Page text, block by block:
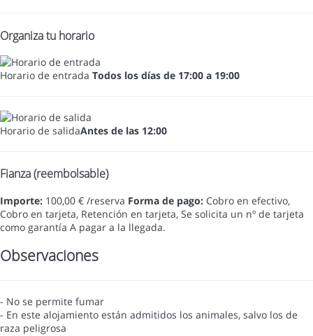
Organiza tu horario
Horario de entrada Todos los días de 17:00 a 19:00
Horario de salidaAntes de las 12:00
Fianza (reembolsable)
Importe: 100,00 € /reserva Forma de pago: Cobro en efectivo,
Cobro en tarjeta, Retención en tarjeta, Se solicita un nº de tarjeta
como garantía A pagar a la llegada.
Observaciones
- No se permite fumar
- En este alojamiento están admitidos los animales, salvo los de
raza peligrosa